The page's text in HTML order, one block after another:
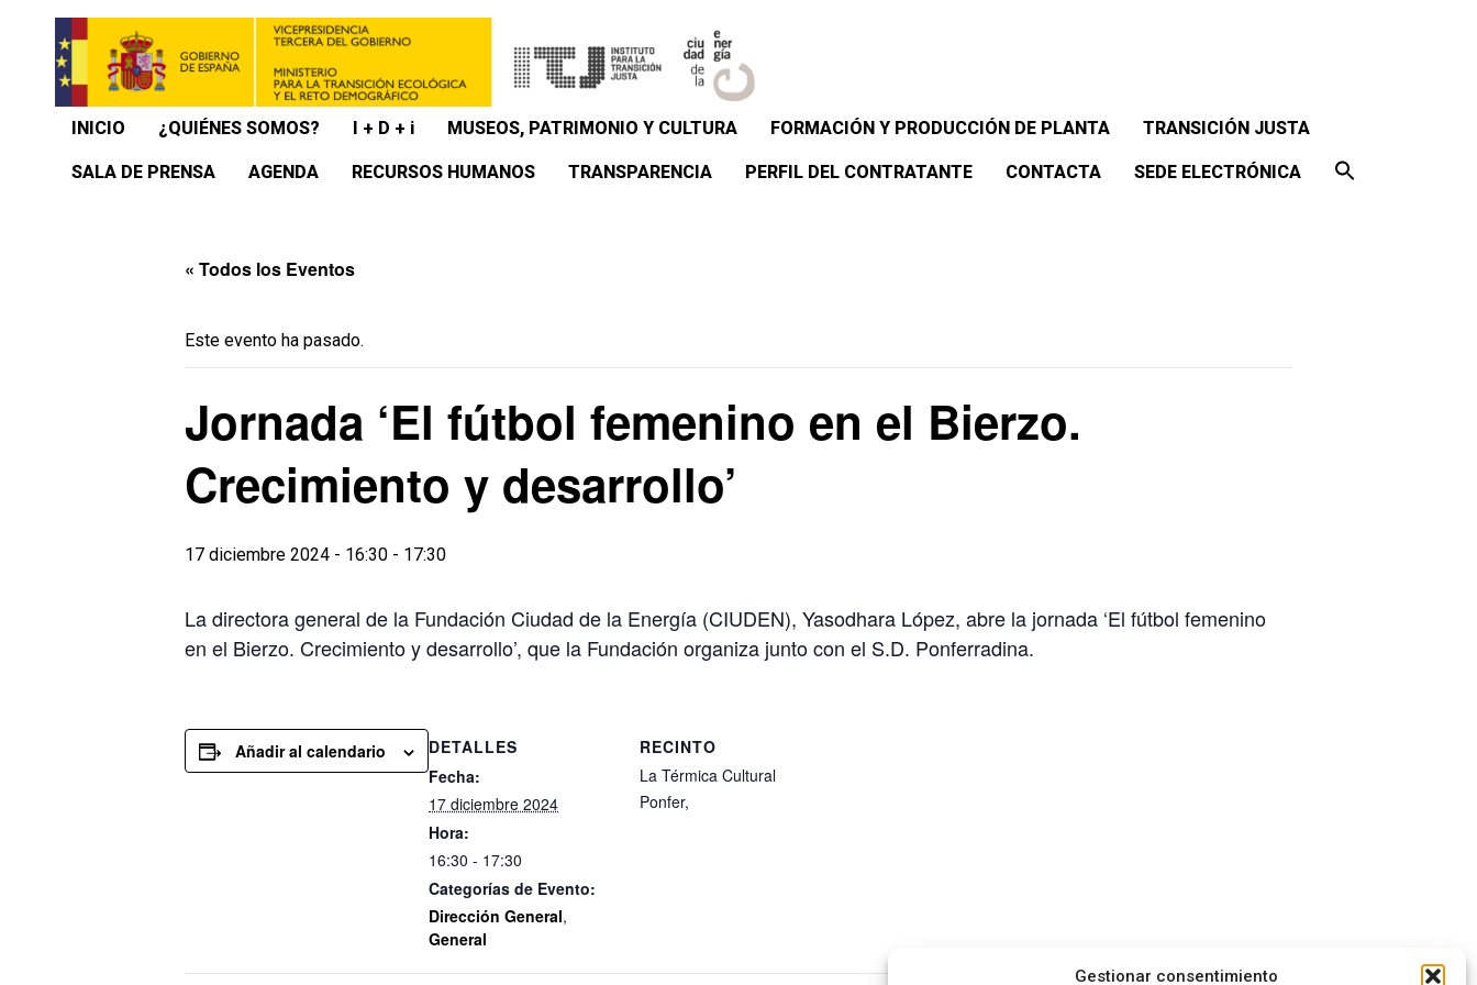
Gestionar consentimiento
INICIO ¿QUIÉNES SOMOS? I + D + i MUSEOS, PATRIMONIO Y CULTURA FORMACIÓN Y PRODUCCIÓN DE PLANTA TRANSICIÓN JUSTA
SALA DE PRENSA AGENDA RECURSOS HUMANOS TRANSPARENCIA PERFIL DEL CONTRATANTE CONTACTA SEDE ELECTRÓNICA
« Todos los Eventos
Este evento ha pasado.
Jornada ‘El fútbol femenino en el Bierzo.
Crecimiento y desarrollo’
17 diciembre 2024 - 16:30 - 17:30
La directora general de la Fundación Ciudad de la Energía (CIUDEN), Yasodhara López, abre la jornada ‘El fútbol femenino
en el Bierzo. Crecimiento y desarrollo’, que la Fundación organiza junto con el S.D. Ponferradina.
Añadir al calendario
DETALLES
Fecha:
17 diciembre 2024
Hora:
16:30 - 17:30
Categorías de Evento:
Dirección General,
General
RECINTO
La Térmica Cultural
Ponfer,